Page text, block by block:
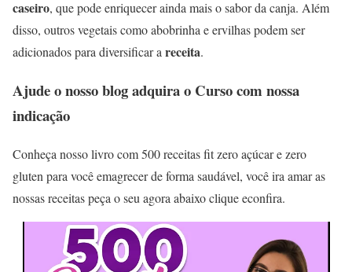
caseiro, que pode enriquecer ainda mais o sabor da canja. Além
disso, outros vegetais como abobrinha e ervilhas podem ser
adicionados para diversificar areceita.
Ajude o nosso blog adquira o Curso com nossa
indicação
Conheça nosso livro com 500 receitas fit zero açúcar e zero
gluten para você emagrecer de forma saudável, você ira amar as
nossas receitas peça o seu agora abaixo clique econfira.